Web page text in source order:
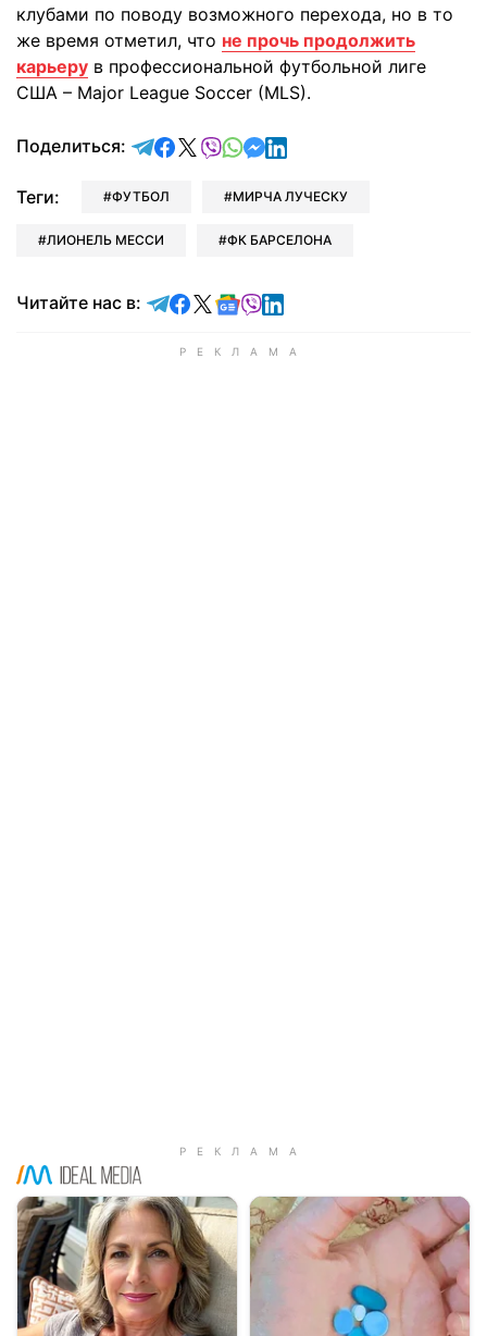
клубами по поводу возможного перехода, но в то
же время отметил, что не прочь продолжить
карьеру в профессиональной футбольной лиге
США – Major League Soccer (MLS).
Поделиться: отправить в Telegram
поделиться в Facebook
поделиться в X
отправить в Viber
отправить в Whatsapp
отправить в Messenger
отправить в LinkedIn
Теги: ФУТБОЛ МИРЧА ЛУЧЕСКУ
ЛИОНЕЛЬ МЕССИ ФК БАРСЕЛОНА
Читайте нас в: Читайте в Telegram
Читайте в Facebook
Читайте в X
Читайте в Google news
Читайте в Viber
Читайте в LinkedIn